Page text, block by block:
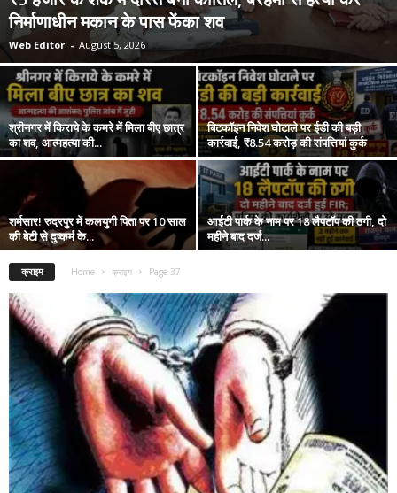
निर्माणाधीन मकान के पास फेंका शव
Web Editor - August 5, 2026
श्रीनगर में किराये के कमरे में मिला बीए छात्र
का शव, आत्महत्या की...
बिटकॉइन निवेश घोटाले पर ईडी की बड़ी
कार्रवाई, ₹8.54 करोड़ की संपत्तियां कुर्क
शर्मसार! रुद्रपुर में कलयुगी पिता पर 10 साल
की बेटी से दुष्कर्म के...
आईटी पार्क के नाम पर 18 लैपटॉप की ठगी, दो
महीने बाद दर्ज...
क्राइम Home क्राइम Page 37